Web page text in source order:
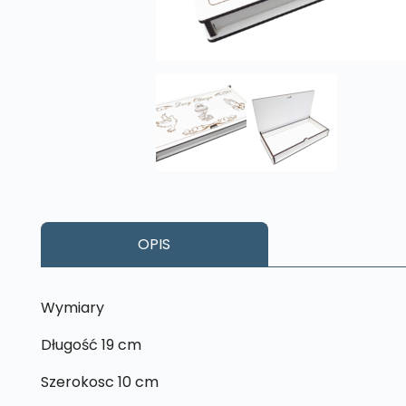
OPIS
Wymiary
Długość 19 cm
Szerokosc 10 cm